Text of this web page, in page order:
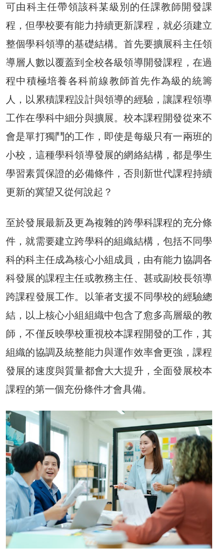
可由科主任帶領該科某級別的任課教師開發課
程，但學校要有能力持續更新課程，就必須建立
整個學科領導的基礎結構。首先要擴展科主任領
導層人數以覆蓋到全校各級領導開發課程，在過
程中積極培養各科前線教師首先作為級的統籌
人，以累積課程設計與領導的經驗，讓課程領導
工作在學科中細分與擴展。校本課程開發從來不
會是單打獨鬥的工作，即使是每級只有一兩班的
小校，這種學科領導發展的網絡結構，都是學生
學習素質保證的必備條件，否則新世代課程持續
更新的冀望又從何說起？
至於發展最新及更為複雜的跨學科課程的充分條
件，就需要建立跨學科的組織結構，包括不同學
科的科主任成為核心小組成員，由有能力協調各
科發展的課程主任或教務主任、甚或副校長領導
跨課程發展工作。以筆者支援不同學校的經驗總
結，以上核心小組組織中包含了愈多高層級的教
師，不僅反映學校重視校本課程開發的工作，其
組織的協調及統整能力與運作效率會更強，課程
發展的速度與質量都會大大提升，全面發展校本
課程的第一個充份條件才會具備。